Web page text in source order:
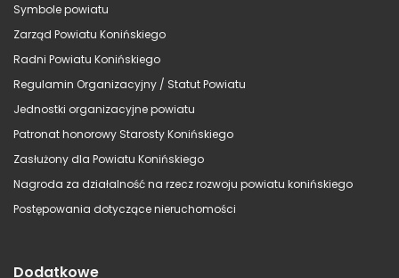
Symbole powiatu
Zarząd Powiatu Konińskiego
Radni Powiatu Konińskiego
Regulamin Organizacyjny / Statut Powiatu
Jednostki organizacyjne powiatu
Patronat honorowy Starosty Konińskiego
Zasłużony dla Powiatu Konińskiego
Nagroda za działalność na rzecz rozwoju powiatu konińskiego
Postępowania dotyczące nieruchomości
Dodatkowe